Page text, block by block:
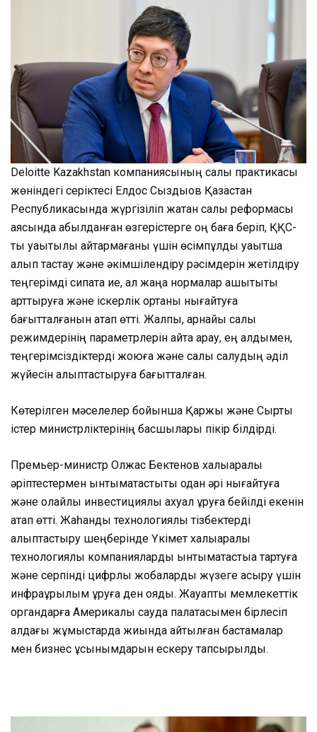
Deloitte Kazakhstan компаниясының салық практикасы
жөніндегі серіктесі Елдос Сыздықов Қазақстан
Республикасында жүргізіліп жатқан салық реформасы
аясында қабылданған өзгерістерге оң баға беріп, ҚҚС-
ты уақытылы қайтармағаны үшін өсімпұлды уақытша
алып тастау және әкімшілендіру рәсімдерін жетілдіру
теңгерімді сипатқа ие, ал жаңа нормалар ашықтықты
арттыруға және іскерлік ортаны нығайтуға
бағытталғанын атап өтті. Жалпы, арнайы салық
режимдерінің параметрлерін қайта қарау, ең алдымен,
теңгерімсіздіктерді жоюға және салық салудың әділ
жүйесін қалыптастыруға бағытталған.
Көтерілген мәселелер бойынша Қаржы және Сыртқы
істер министрліктерінің басшылары пікір білдірді.
Премьер-министр Олжас Бектенов халықаралық
әріптестермен ынтымақтастықты одан әрі нығайтуға
және қолайлы инвестициялық ахуал құруға бейілді екенін
атап өтті. Жаһандық технологиялық тізбектерді
қалыптастыру шеңберінде Үкімет халықаралық
технологиялық компанияларды ынтымақтастыққа тартуға
және серпінді цифрлық жобаларды жүзеге асыру үшін
инфрақұрылым құруға ден қояды. Жауапты мемлекеттік
органдарға Америкалық сауда палатасымен бірлесіп
алдағы жұмыстарда жиында айтылған бастамалар
мен бизнес ұсынымдарын ескеру тапсырылды.